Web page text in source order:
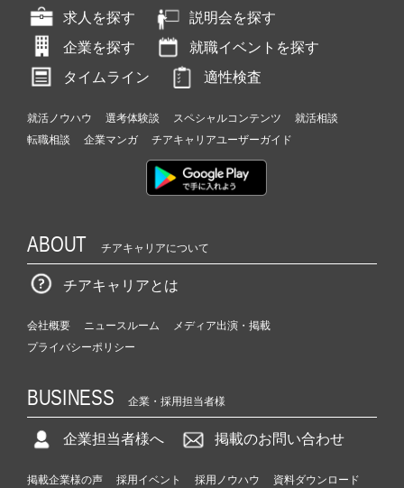
求人を探す
説明会を探す
企業を探す
就職イベントを探す
タイムライン
適性検査
就活ノウハウ 選考体験談 スペシャルコンテンツ
就活相談
転職相談
企業マンガ チアキャリアユーザーガイド
ABOUT チアキャリアについて
チアキャリアとは
会社概要 ニュースルーム
メディア出演・掲載
プライバシーポリシー
BUSINESS 企業・採用担当者様
企業担当者様へ 掲載のお問い合わせ
掲載企業様の声 採用イベント 採用ノウハウ 資料ダウンロード